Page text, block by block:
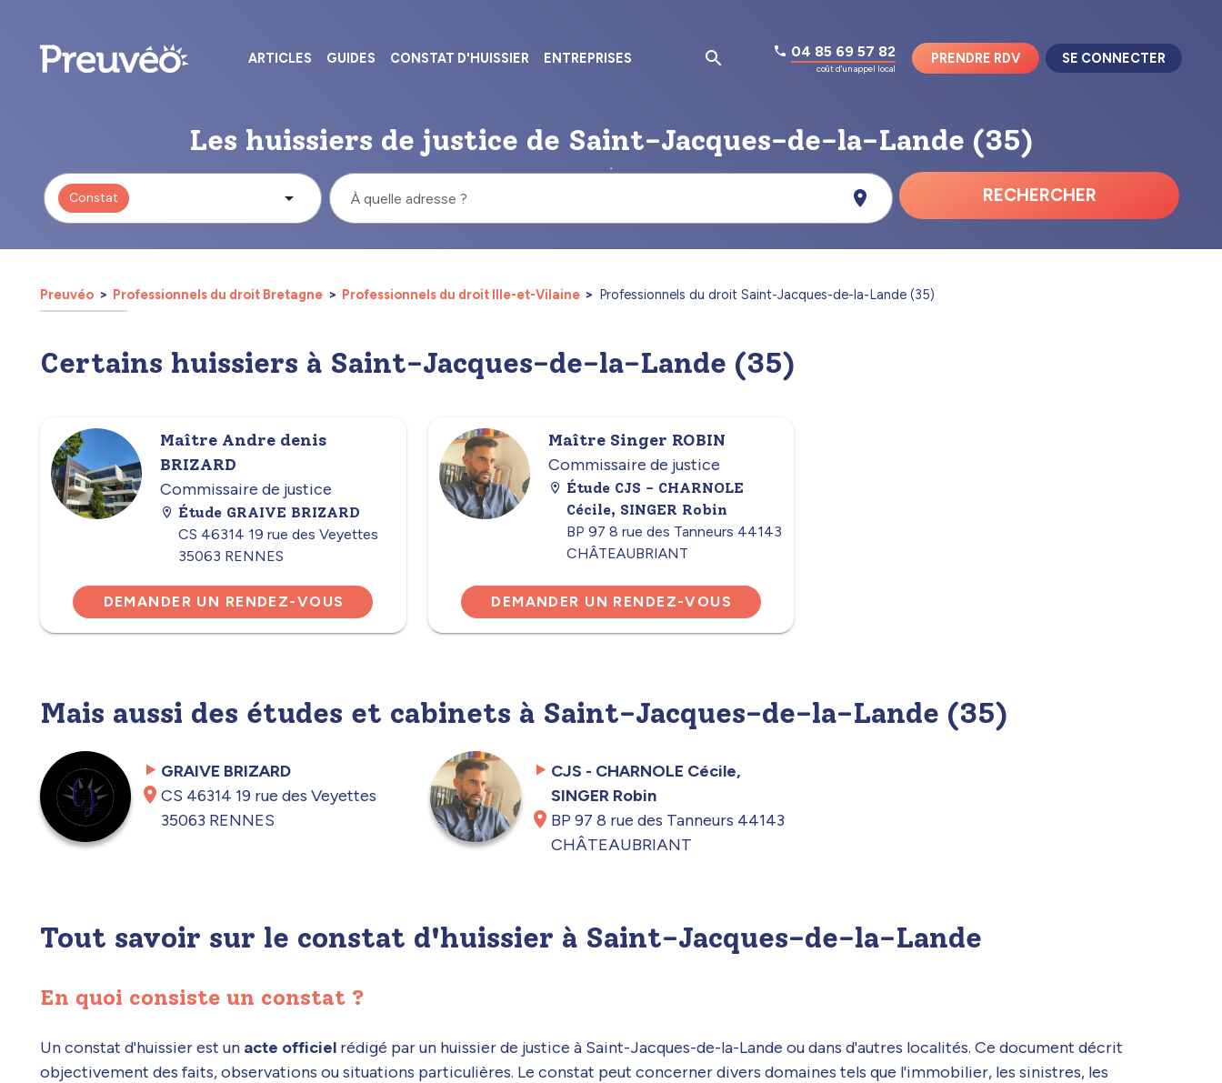
ARTICLES GUIDES CONSTAT D'HUISSIER ENTREPRISES 04 85 69 57 82
coût d'un appel local
PRENDRE RDV SE CONNECTER
Les huissiers de justice de Saint-Jacques-de-la-Lande (35)
Constat À quelle adresse ? RECHERCHER
Preuvéo Professionnels du droit Bretagne Professionnels du droit Ille-et-Vilaine Professionnels du droit Saint-Jacques-de-la-Lande (35)
Certains huissiers à Saint-Jacques-de-la-Lande (35)
Maître Andre denis
BRIZARD
Commissaire de justice
Étude GRAIVE BRIZARD
CS 46314 19 rue des Veyettes
35063 RENNES
DEMANDER UN RENDEZ-VOUS
Maître Singer ROBIN
Commissaire de justice
Étude CJS - CHARNOLE
Cécile, SINGER Robin
BP 97 8 rue des Tanneurs 44143
CHÂTEAUBRIANT
DEMANDER UN RENDEZ-VOUS
Mais aussi des études et cabinets à Saint-Jacques-de-la-Lande (35)
GRAIVE BRIZARD
CS 46314 19 rue des Veyettes
35063 RENNES
CJS - CHARNOLE Cécile,
SINGER Robin
BP 97 8 rue des Tanneurs 44143
CHÂTEAUBRIANT
Tout savoir sur le constat d'huissier à Saint-Jacques-de-la-Lande
En quoi consiste un constat ?
Un constat d'huissier est un acte officiel rédigé par un huissier de justice à Saint-Jacques-de-la-Lande ou dans d'autres localités. Ce document décrit
objectivement des faits, observations ou situations particulières. Le constat peut concerner divers domaines tels que l'immobilier, les sinistres, les